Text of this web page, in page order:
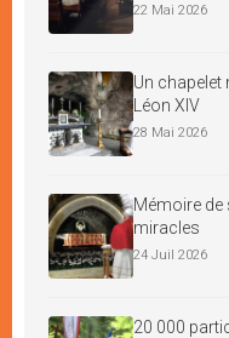
22 Mai 2026
Un chapelet
Léon XIV
28 Mai 2026
Mémoire de
miracles
24 Juil 2026
20 000